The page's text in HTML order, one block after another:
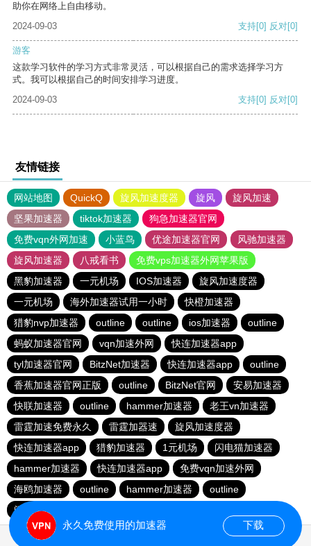
助你在网络上自由移动。
2024-09-03
支持[0] 反对[0]
游客
这款学习软件的学习方式非常灵活，可以根据自己的需求选择学习方
式。我可以根据自己的时间安排学习进度。
2024-09-03
支持[0] 反对[0]
友情链接
网站地图 QuickQ 旋风加速度器 旋风
旋风加速
坚果加速器
tiktok加速器
狗急加速器官网
免费vqn外网加速
小蓝鸟 优途加速器官网
风驰加速器
旋风加速器
八戒看书
免费vps加速器外网苹果版
黑豹加速器
一元机场 IOS加速器
旋风加速度器
一元机场
海外加速器试用一小时
快橙加速器
猎豹nvp加速器
outline outline ios加速器
outline
蚂蚁加速器官网
vqn加速外网
快连加速器app
tyl加速器官网
BitzNet加速器 快连加速器app
outline
香蕉加速器官网正版
outline BitzNet官网
安易加速器
快联加速器
outline hammer加速器
老王vn加速器
雷霆加速免费永久
雷霆加器速
旋风加速度器
快连加速器app
猎豹加速器 1元机场
闪电猫加速器
hammer加速器
快连加速器app
免费vqn加速外网
海鸥加速器
outline hammer加速器
outline
闪电猫加速器
永久免费使用的加速器 下载